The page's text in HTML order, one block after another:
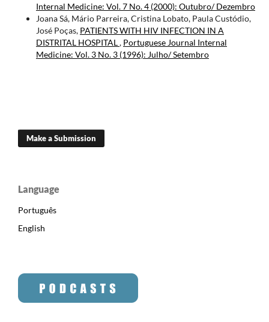
Internal Medicine: Vol. 7 No. 4 (2000): Outubro/ Dezembro
Joana Sá, Mário Parreira, Cristina Lobato, Paula Custódio,
José Poças, PATIENTS WITH HIV INFECTION IN A
DISTRITAL HOSPITAL, Portuguese Journal Internal
Medicine: Vol. 3 No. 3 (1996): Julho/ Setembro
Make a Submission
Language
Português
English